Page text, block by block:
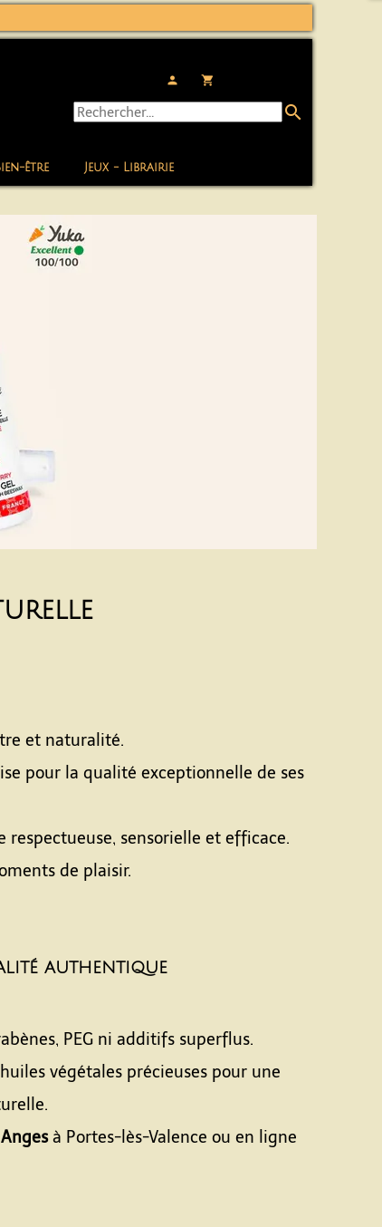
être Jeux - Librairie
person local_grocery_store
search
et naturalité.
pour la qualité exceptionnelle de ses
respectueuse, sensorielle et efficace.
de plaisir.
authentique
PEG ni additifs superflus.
végétales précieuses pour une
à Portes-lès-Valence ou en ligne